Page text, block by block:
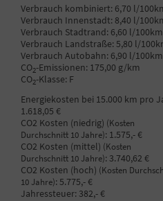
Verbrauch kombiniert: 6,70 l/
Verbrauch Innenstadt: 8,40 l/
Verbrauch Stadtrand: 6,60 l/100km
Verbrauch Landstraße: 5,80 l/
Verbrauch Autobahn: 6,90 l/100km
CO2-Emissionen: 175,00 g/km
CO2-Klasse: F
Energiekosten bei 15.000 km pro
1.618,05 €
CO2 Kosten (niedrig) (Kosten
Durchschnitt 10 Jahre): 1.575,- €
CO2 Kosten (mittel) (Kosten
Durchschnitt 10 Jahre): 3.740,62 €
CO2 Kosten (hoch) (Kosten
10 Jahre): 5.775,- €
Jahressteuer: 382,- €